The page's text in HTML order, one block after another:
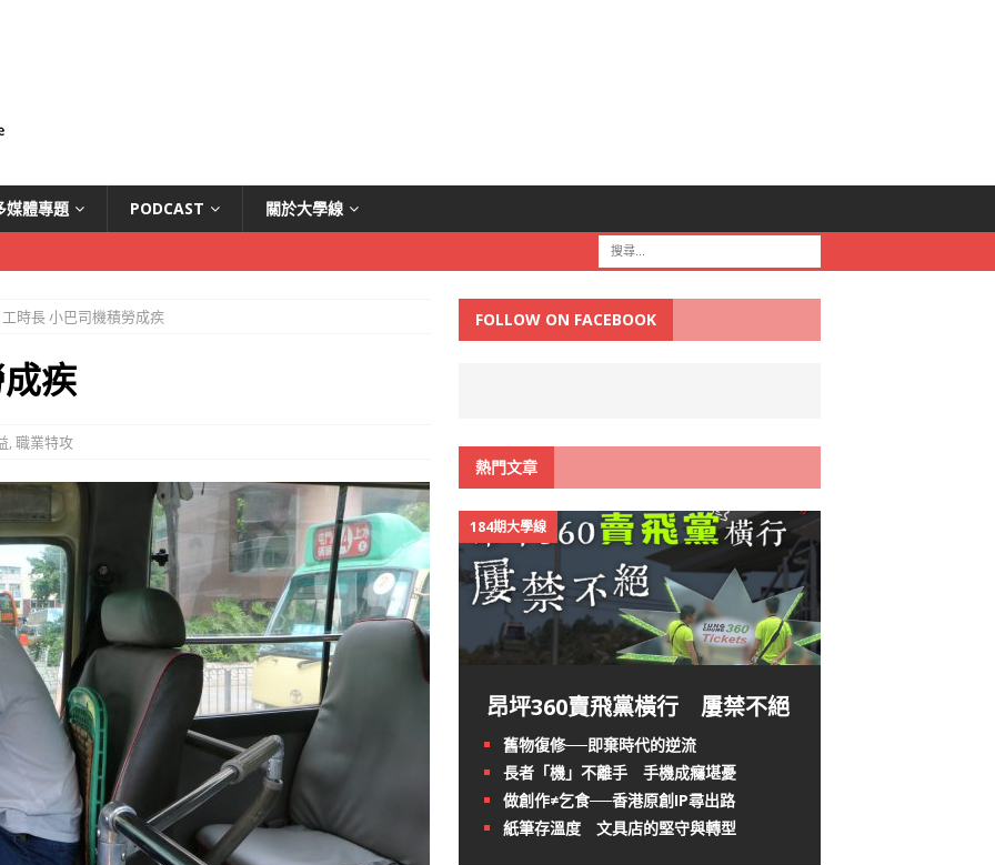
媒體專題 PODCAST 關於大學線
工時長 小巴司機積勞成疾
疾
,職業特攻
FOLLOW ON FACEBOOK
熱門文章
184期大學線
昂坪360賣飛黨橫行 屢禁不絕
舊物復修──即棄時代的逆流
長者「機」不離手 手機成癮堪憂
做創作≠乞食──香港原創IP尋出路
紙筆存溫度 文具店的堅守與轉型